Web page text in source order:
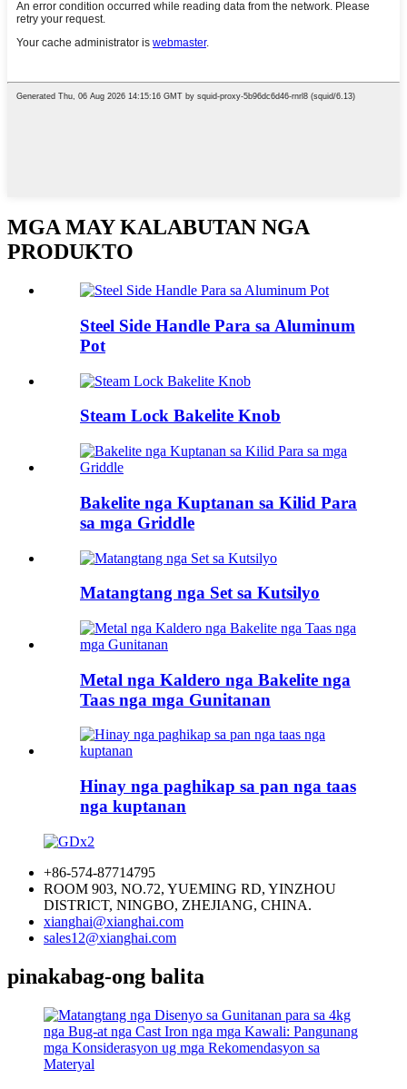
MGA MAY KALABUTAN NGA
PRODUKTO
Steel Side Handle Para sa Aluminum
Pot
Steam Lock Bakelite Knob
Bakelite nga Kuptanan sa Kilid Para
sa mga Griddle
Matangtang nga Set sa Kutsilyo
Metal nga Kaldero nga Bakelite nga
Taas nga mga Gunitanan
Hinay nga paghikap sa pan nga taas
nga kuptanan
+86-574-87714795
ROOM 903, NO.72, YUEMING RD, YINZHOU
DISTRICT, NINGBO, ZHEJIANG, CHINA.
xianghai@xianghai.com
sales12@xianghai.com
pinakabag-ong balita